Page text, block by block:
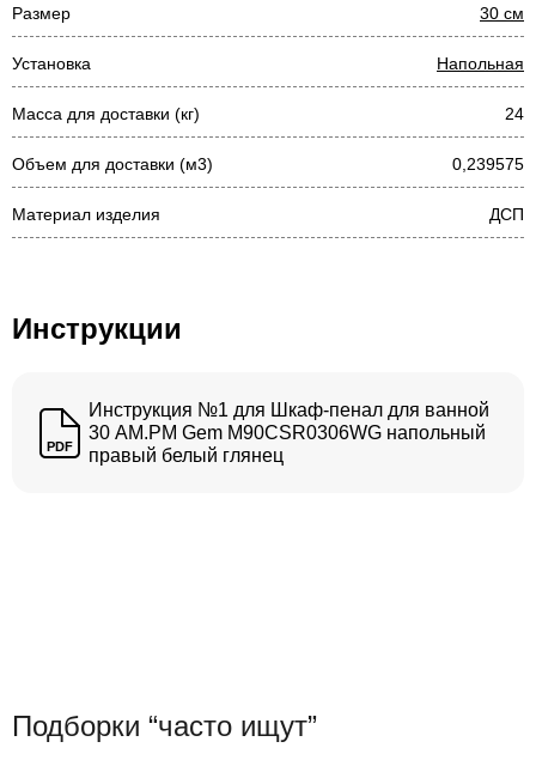
Размер 30 см
Установка Напольная
Масса для доставки (кг) 24
Объем для доставки (м3) 0,239575
Материал изделия ДСП
Инструкции
PDF
Инструкция №1 для Шкаф-пенал для ванной
30 AM.PM Gem M90CSR0306WG напольный
правый белый глянец
Подборки “часто ищут”